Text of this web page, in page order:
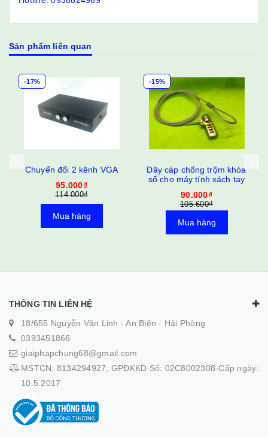
Sản phẩm liên quan
-15%
Dây cáp chống trộm khóa
90.000₫
105.600₫
Mua hàng
-17%
Dây chuyển nguồn IDE
sang 2 nguồn SATA
95.000₫
114.000₫
Mua hàng
THÔNG TIN LIÊN HỆ
18/655 Nguyễn Văn Linh - An Biên - Hải Phòng
0393451866
giaiphapchung68@gmail.com
MSTCN: 8134294927; GPĐKKD Số: 02C8002308-Cấp ngày:
10.5.2017